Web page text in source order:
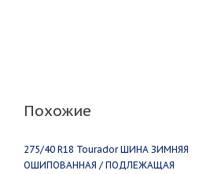
Похожие
275/40 R18 Tourador ШИНА ЗИМНЯЯ
ОШИПОВАННАЯ / ПОДЛЕЖАЩАЯ